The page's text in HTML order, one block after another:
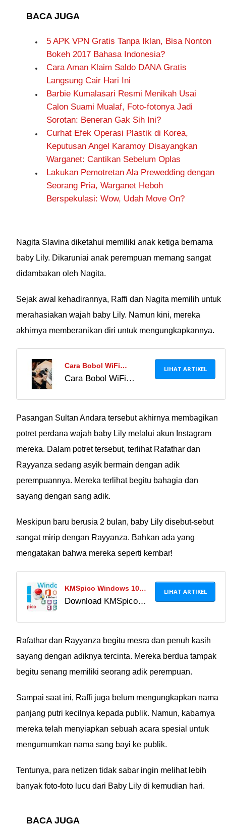
BACA JUGA
5 APK VPN Gratis Tanpa Iklan, Bisa Nonton
Bokeh 2017 Bahasa Indonesia?
Cara Aman Klaim Saldo DANA Gratis
Langsung Cair Hari Ini
Barbie Kumalasari Resmi Menikah Usai
Calon Suami Mualaf, Foto-fotonya Jadi
Sorotan: Beneran Gak Sih Ini?
Curhat Efek Operasi Plastik di Korea,
Keputusan Angel Karamoy Disayangkan
Warganet: Cantikan Sebelum Oplas
Lakukan Pemotretan Ala Prewedding dengan
Seorang Pria, Warganet Heboh
Berspekulasi: Wow, Udah Move On?
Nagita Slavina diketahui memiliki anak ketiga bernama
baby Lily. Dikaruniai anak perempuan memang sangat
didambakan oleh Nagita.
Sejak awal kehadirannya, Raffi dan Nagita memilih untuk
merahasiakan wajah baby Lily. Namun kini, mereka
akhirnya memberanikan diri untuk mengungkapkannya.
Cara Bobol WiFi
Voucher: Mengakses
Cara Bobol WiFi
Mudah!
LIHAT ARTIKEL
Pasangan Sultan Andara tersebut akhirnya membagikan
potret perdana wajah baby Lily melalui akun Instagram
mereka. Dalam potret tersebut, terlihat Rafathar dan
Rayyanza sedang asyik bermain dengan adik
perempuannya. Mereka terlihat begitu bahagia dan
sayang dengan sang adik.
Meskipun baru berusia 2 bulan, baby Lily disebut-sebut
sangat mirip dengan Rayyanza. Bahkan ada yang
mengatakan bahwa mereka seperti kembar!
KMSpico Windows 10
Download, Aktivasi
Windows
Download KMSpico
yang menawarkan fitur
lengkap. Cek link
unduh gratis dan cara
LIHAT ARTIKEL
Rafathar dan Rayyanza begitu mesra dan penuh kasih
sayang dengan adiknya tercinta. Mereka berdua tampak
begitu senang memiliki seorang adik perempuan.
Sampai saat ini, Raffi juga belum mengungkapkan nama
panjang putri kecilnya kepada publik. Namun, kabarnya
mereka telah menyiapkan sebuah acara spesial untuk
mengumumkan nama sang bayi ke publik.
Tentunya, para netizen tidak sabar ingin melihat lebih
banyak foto-foto lucu dari Baby Lily di kemudian hari.
BACA JUGA